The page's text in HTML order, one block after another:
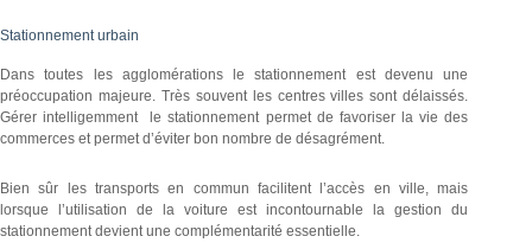
Stationnement urbain
Dans toutes les agglomérations le stationnement est devenu une
préoccupation majeure. Très souvent les centres villes sont délaissés.
Gérer intelligemment le stationnement permet de favoriser la vie des
commerces et permet d’éviter bon nombre de désagrément.
Bien sûr les transports en commun facilitent l’accès en ville, mais
lorsque l’utilisation de la voiture est incontournable la gestion du
stationnement devient une complémentarité essentielle.